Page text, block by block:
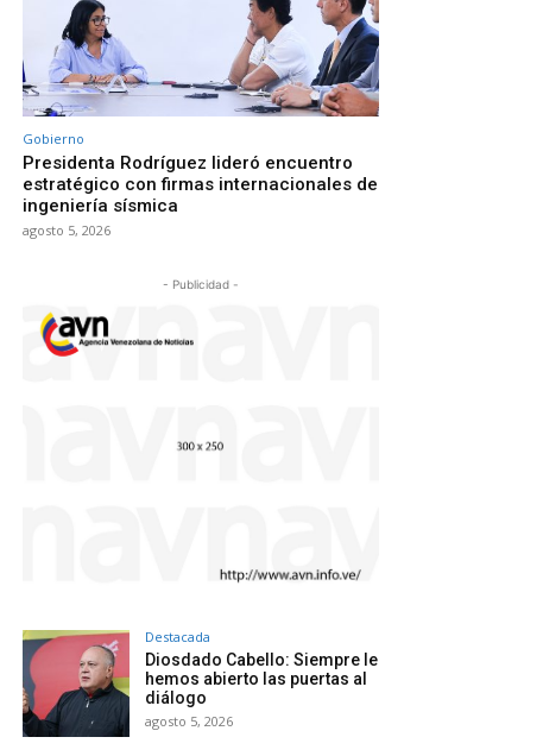
Gobierno
Presidenta Rodríguez lideró encuentro
estratégico con firmas internacionales de
ingeniería sísmica
agosto 5, 2026
- Publicidad -
Destacada
Diosdado Cabello: Siempre le
hemos abierto las puertas al
diálogo
agosto 5, 2026